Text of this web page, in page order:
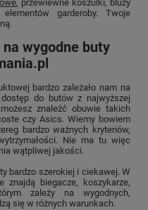
, przewiewne koszulki, bluzy
garderoby. Twoje
wygodne buty
bardzo zależało nam na
do butów z najwyższej
znaleźć obuwie takich
czy Asics. Wiemy bowiem
bardzo ważnych kryteriów,
Nie ma tu więc
wątpliwej jakości.
bardzo szerokiej i ciekawej. W
znajdą biegacze, koszykarze,
zależy na wygodnych,
się w różnych warunkach.